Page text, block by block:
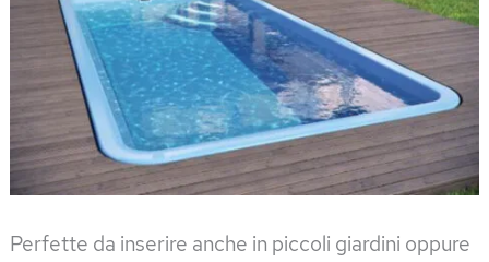
Perfette da inserire anche in piccoli giardini oppure